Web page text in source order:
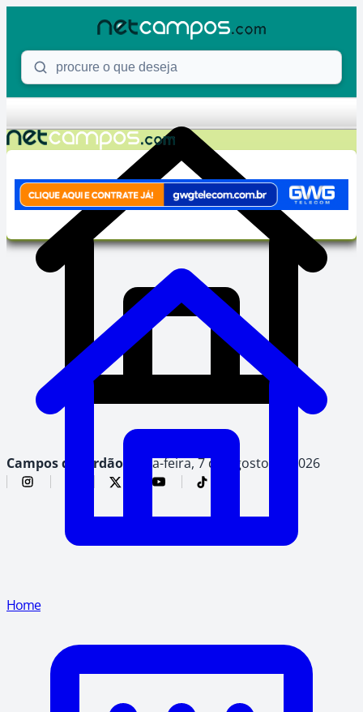
Procure o que deseja
Campos do Jordão, sexta-feira, 7 de agosto de 2026
Home